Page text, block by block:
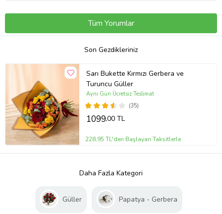
Tüm Yorumlar
Son Gezdikleriniz
Sarı Bukette Kırmızı Gerbera ve
Turuncu Güller
(35)
Aynı Gün Ücretsiz Teslimat
1099,00 TL
228,95 TL'den Başlayan Taksitlerle
Daha Fazla Kategori
Güller Papatya - Gerbera